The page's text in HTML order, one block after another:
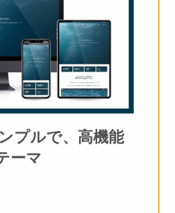
プルで、高機能
ーマ